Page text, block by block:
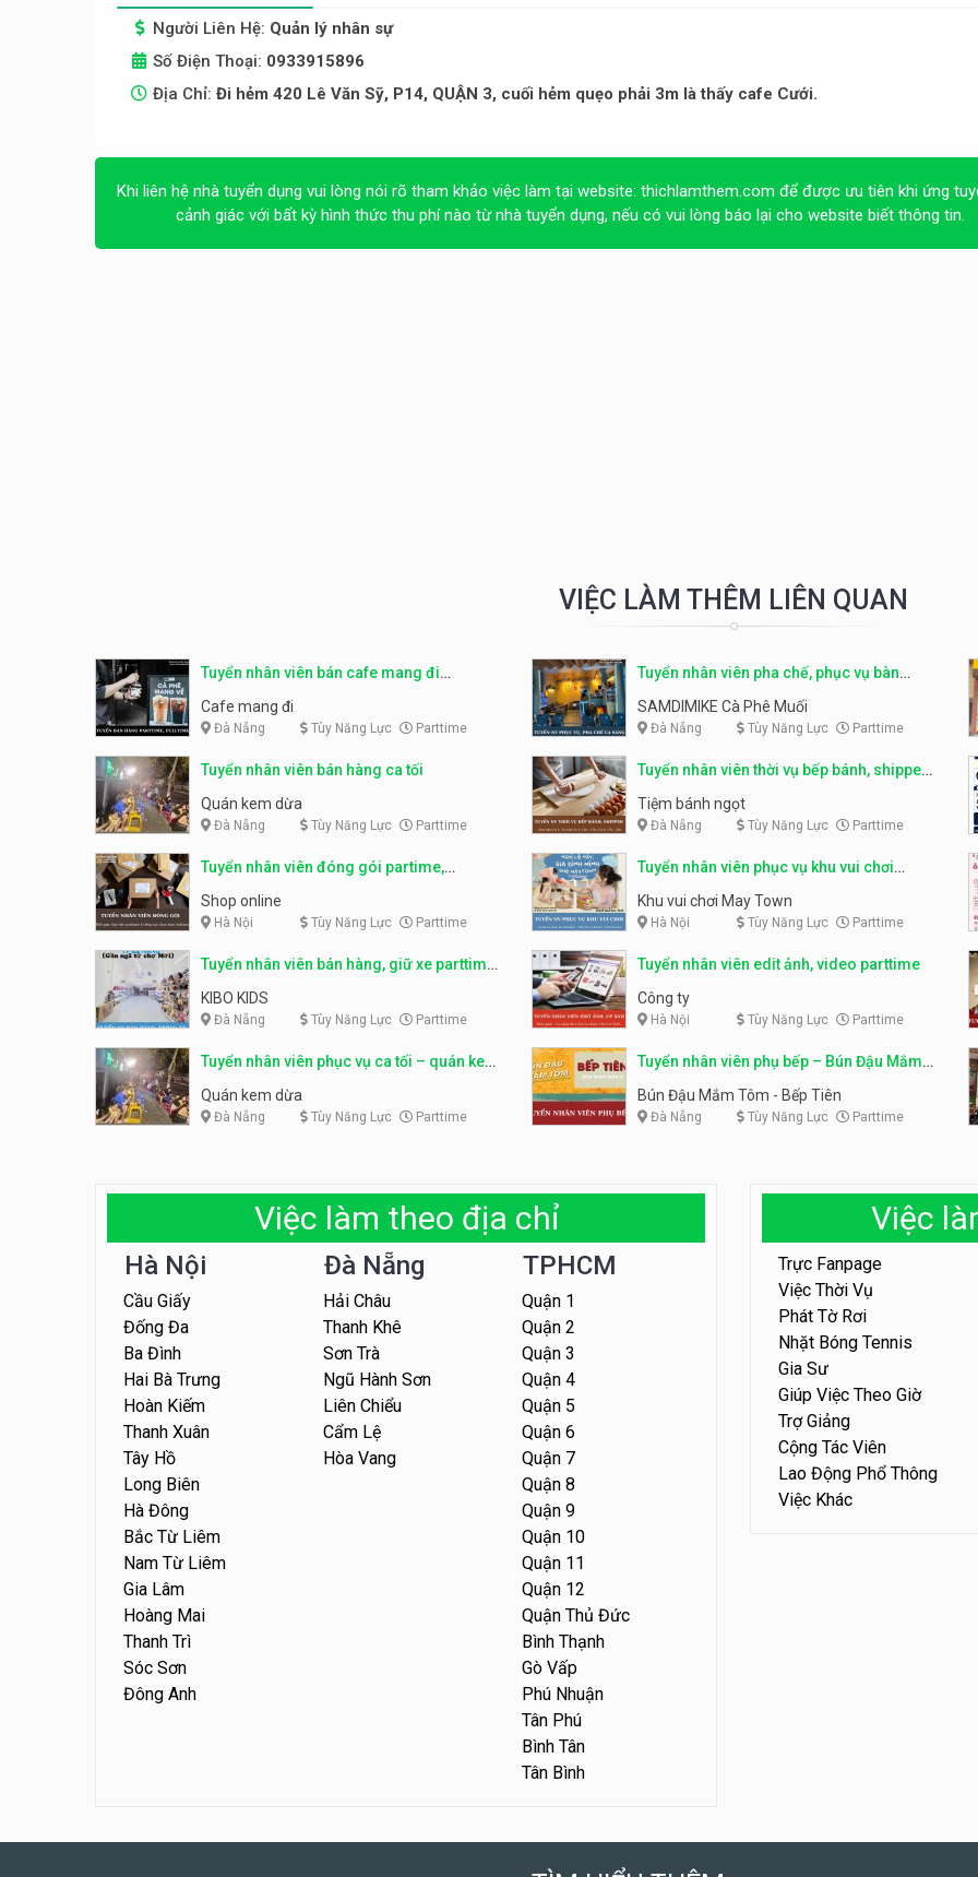
Người Liên Hệ: Quản lý nhân sự
Số Điện Thoại: 0933915896
Địa Chỉ: Đi hẻm 420 Lê Văn Sỹ, P14, QUẬN 3, cuối hẻm quẹo phải 3m là thấy cafe Cưới.
Khi liên hệ nhà tuyển dụng vui lòng nói rõ tham khảo việc làm tại website: thichlamthem.com để được ưu tiên khi ứng
cảnh giác với bất kỳ hình thức thu phí nào từ nhà tuyển dụng, nếu có vui lòng báo lại cho website biết thông tin.
VIỆC LÀM THÊM LIÊN QUAN
Tuyển nhân viên bán cafe mang đi
parttime, fulltime
Cafe mang đi
Đà Nẵng Tùy Năng Lực Parttime
Tuyển nhân viên pha chế, phục vụ bàn
parttime
SAMDIMIKE Cà Phê Muối
Đà Nẵng Tùy Năng Lực Parttime
Tuyển nhân viên bán hàng ca tối
Quán kem dừa
Đà Nẵng Tùy Năng Lực Parttime
Tuyển nhân viên thời vụ bếp bánh, shipper
parttime
Tiệm bánh ngọt
Đà Nẵng Tùy Năng Lực Parttime
Tuyển nhân viên đóng gói partime,
fulltime
Shop online
Hà Nội Tùy Năng Lực Parttime
Tuyển nhân viên phục vụ khu vui chơi
parttime linh động
Khu vui chơi May Town
Hà Nội Tùy Năng Lực Parttime
Tuyển nhân viên bán hàng, giữ xe parttime
– Kibo Kid
KIBO KIDS
Đà Nẵng Tùy Năng Lực Parttime
Tuyển nhân viên edit ảnh, video parttime
Công ty
Hà Nội Tùy Năng Lực Parttime
Tuyển nhân viên phục vụ ca tối – quán kem
dừa
Quán kem dừa
Đà Nẵng Tùy Năng Lực Parttime
Tuyển nhân viên phụ bếp – Bún Đậu Mắm
Tôm – Bếp Tiên
Bún Đậu Mắm Tôm - Bếp Tiên
Đà Nẵng Tùy Năng Lực Parttime
Việc làm theo địa chỉ
Hà Nội
Cầu Giấy
Đống Đa
Ba Đình
Hai Bà Trưng
Hoàn Kiếm
Thanh Xuân
Tây Hồ
Long Biên
Hà Đông
Bắc Từ Liêm
Nam Từ Liêm
Gia Lâm
Hoàng Mai
Thanh Trì
Sóc Sơn
Đông Anh
Đà Nẵng
Hải Châu
Thanh Khê
Sơn Trà
Ngũ Hành Sơn
Liên Chiểu
Cẩm Lệ
Hòa Vang
TPHCM
Quận 1
Quận 2
Quận 3
Quận 4
Quận 5
Quận 6
Quận 7
Quận 8
Quận 9
Quận 10
Quận 11
Quận 12
Quận Thủ Đức
Bình Thạnh
Gò Vấp
Phú Nhuận
Tân Phú
Bình Tân
Tân Bình
Việc
Trực Fanpage
Việc Thời Vụ
Phát Tờ Rơi
Nhặt Bóng Tennis
Gia Sư
Giúp Việc Theo Giờ
Trợ Giảng
Cộng Tác Viên
Lao Động Phổ Thông
Việc Khác